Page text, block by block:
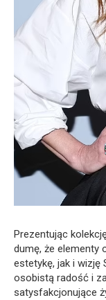
Prezentując
dumę, że elementy
estetykę, jak i wizję
osobistą radość i
satysfakcjonujące